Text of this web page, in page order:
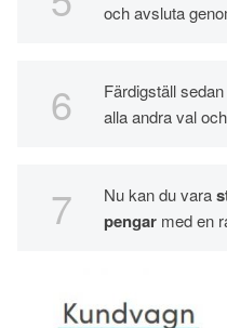
och avsluta
Färdigställ
alla andra val
Nu kan du vara
pengar med en